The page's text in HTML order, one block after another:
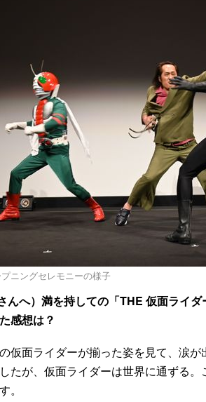
ニングセレモニーの様子
んへ）満を持しての「THE 仮面ライ
感想は？
仮面ライダーが揃った姿を見て、涙
たが、仮面ライダーは世界に通ずる
。